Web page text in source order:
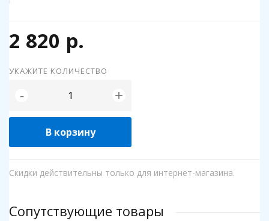
2 820 р.
УКАЖИТЕ КОЛИЧЕСТВО
- +
В корзину
Скидки действительны только для интернет-магазина.
Сопутствующие товары